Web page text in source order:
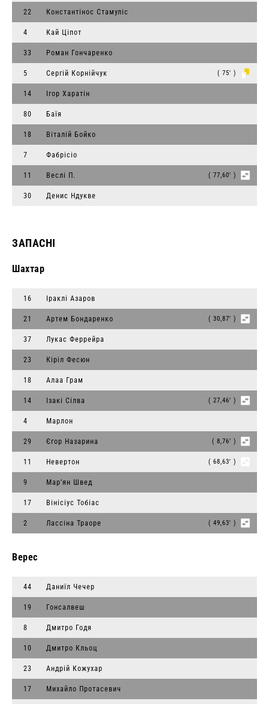
22 Константінос Стамуліс
4 Кай Ціпот
33 Роман Гончаренко
5 Сергій Корнійчук ( 75' )
14 Ігор Харатін
80 Баїя
18 Віталій Бойко
7 Фабрісіо
11 Веслі П. ( 77,60' )
30 Денис Ндукве
ЗАПАСНІ
Шахтар
16 Іраклі Азаров
21 Артем Бондаренко ( 30,87' )
37 Лукас Феррейра
23 Кіріл Фесюн
18 Алаа Грам
14 Ізакі Сілва ( 27,46' )
4 Марлон
29 Єгор Назарина ( 8,76' )
11 Невертон ( 68,63' )
9 Мар’ян Швед
17 Вінісіус Тобіас
2 Лассіна Траоре ( 49,63' )
Верес
44 Даниїл Чечер
19 Гонсалвеш
8 Дмитро Годя
10 Дмитро Кльоц
23 Андрій Кожухар
17 Михайло Протасевич